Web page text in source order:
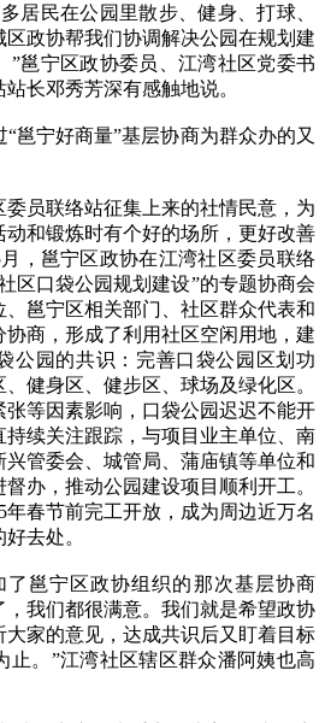
民在公园里散步、健身、打球、
政协帮我们协调解决公园在规划建
”邕宁区政协委员、江湾社区党委书
长邓秀芳深有感触地说。
宁好商量”基层协商为群众办的又
员联络站征集上来的社情民意，为
和锻炼时有个好的场所，更好改善
，邕宁区政协在江湾社区委员联络
区口袋公园规划建设”的专题协商会
邕宁区相关部门、社区群众代表和
商，形成了利用社区空闲用地，建
公园的共识：完善口袋公园区划功
健身区、健步区、球场及绿化区。
张等因素影响，口袋公园迟迟不能开
续关注跟踪，与项目业主单位、南
管委会、城管局、蒲庙镇等单位和
办，推动公园建设项目顺利开工。
年春节前完工开放，成为周边近万名
去处。
邕宁区政协组织的那次基层协商
我们都很满意。我们就是希望政协
家的意见，达成共识后又盯着目标
止。”江湾社区辖区群众潘阿姨也高